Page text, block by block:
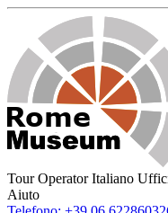
Tour Operator Italiano
Aiuto